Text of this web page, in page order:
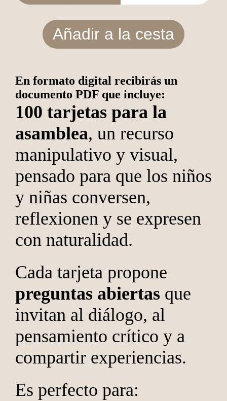
En formato digital recibirás un
documento PDF que incluye:
100 tarjetas para la
asamblea, un recurso
manipulativo y visual,
pensado para que los niños
y niñas conversen,
reflexionen y se expresen
con naturalidad.
Cada tarjeta propone
preguntas abiertasque
invitan al diálogo, al
pensamiento crítico y a
compartir experiencias.
Es perfecto para:
Añadir a la cesta